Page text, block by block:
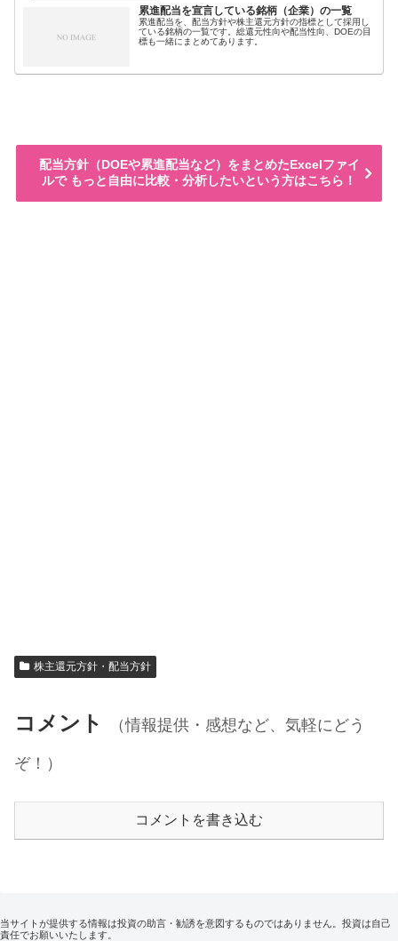
累進配当を宣言している銘柄（企業）の一覧
累進配当を、配当方針や株主還元方針の指標として採用し
ている銘柄の一覧です。総還元性向や配当性向、DOEの目
標も一緒にまとめてあります。
配当方針（DOEや累進配当など）をまとめたExcelファイ
ルで もっと自由に比較・分析したいという方はこちら！
株主還元方針・配当方針
コメント
（情報提供・感想など、気軽にどう
ぞ！）
コメントを書き込む
当サイトが提供する情報は投資の助言・勧誘を意図するものではありません。投資は自己
責任でお願いいたします。